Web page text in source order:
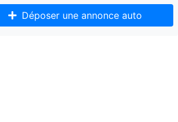
Déposer une annonce auto